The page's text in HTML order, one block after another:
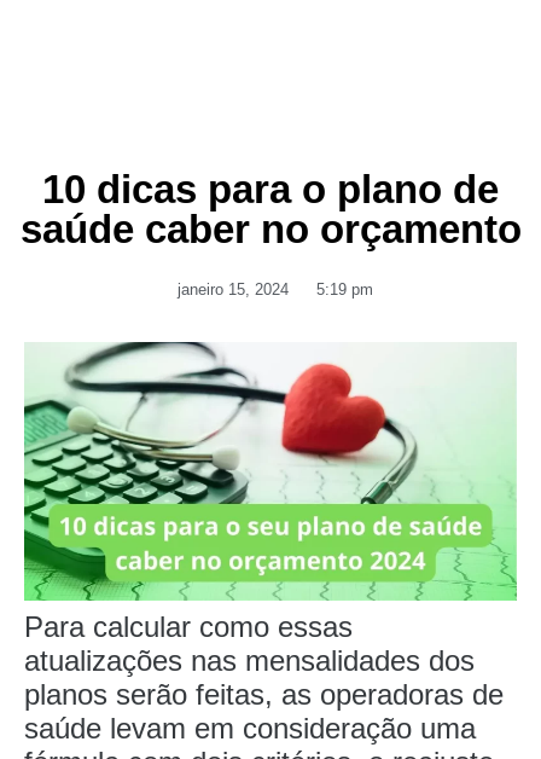
10 dicas para o plano de
saúde caber no orçamento
janeiro 15, 2024 5:19 pm
Para calcular como essas
atualizações nas mensalidades dos
planos serão feitas, as operadoras de
saúde levam em consideração uma